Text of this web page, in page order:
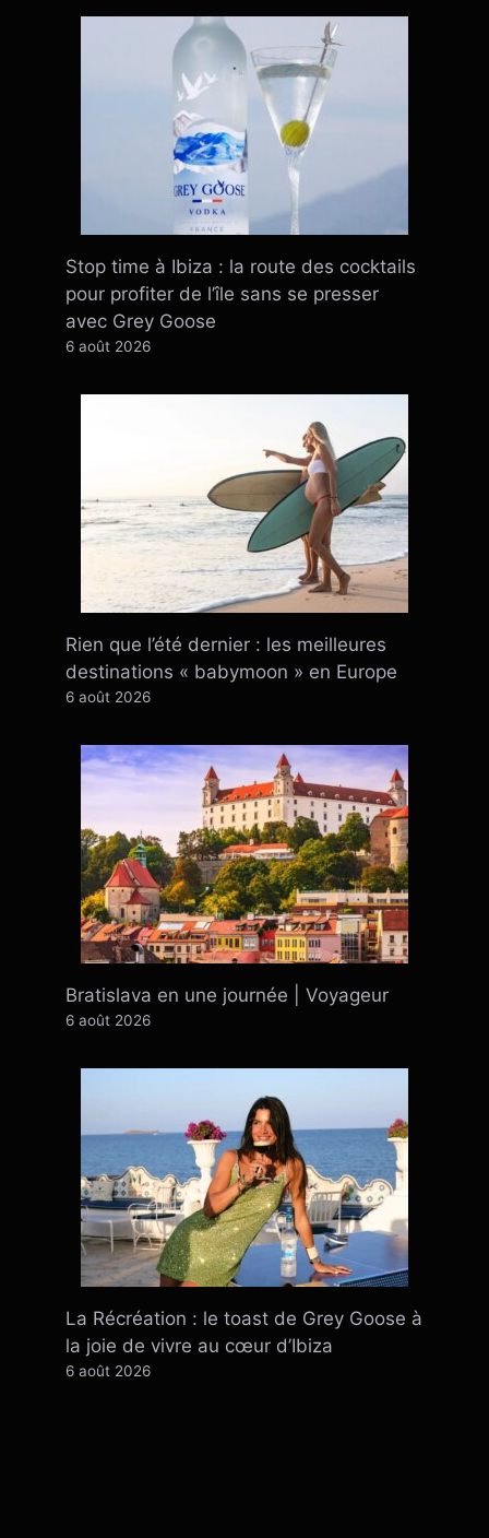
Stop time à Ibiza : la route des cocktails
pour profiter de l’île sans se presser
avec Grey Goose
6 août 2026
Rien que l’été dernier : ​​les meilleures
destinations « babymoon » en Europe
6 août 2026
Bratislava en une journée | Voyageur
6 août 2026
La Récréation : le toast de Grey Goose à
la joie de vivre au cœur d’Ibiza
6 août 2026